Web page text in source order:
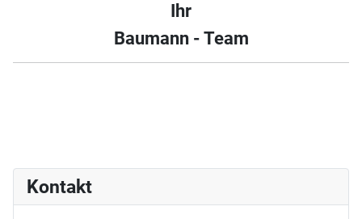
Ihr
Baumann - Team
Kontakt